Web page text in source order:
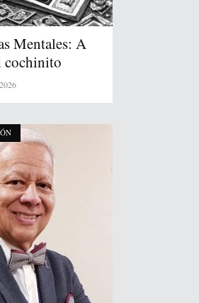
Mentales: A
cochinito